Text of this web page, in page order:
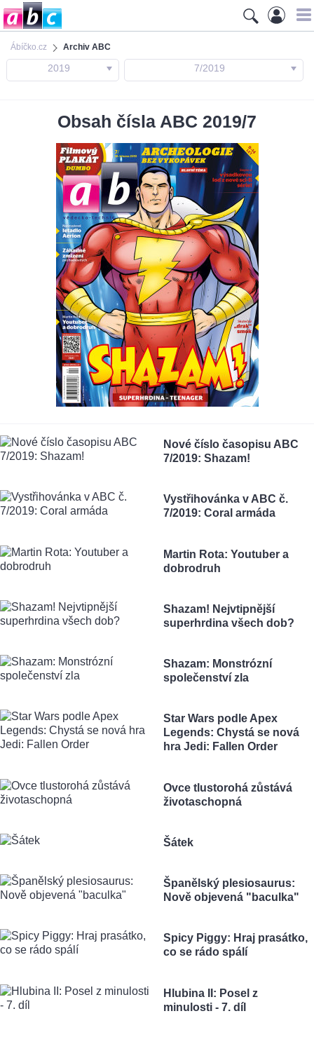
Ábíčko.cz Archiv ABC
2019 7/2019
Obsah čísla ABC 2019/7
Nové číslo časopisu ABC
7/2019: Shazam!
Vystřihovánka v ABC č.
7/2019: Coral armáda
Martin Rota: Youtuber a
dobrodruh
Shazam! Nejvtipnější
superhrdina všech dob?
Shazam: Monstrózní
společenství zla
Star Wars podle Apex
Legends: Chystá se nová
hra Jedi: Fallen Order
Ovce tlustorohá zůstává
životaschopná
Šátek
Španělský plesiosaurus:
Nově objevená "baculka"
Spicy Piggy: Hraj prasátko,
co se rádo spálí
Hlubina II: Posel z
minulosti - 7. díl